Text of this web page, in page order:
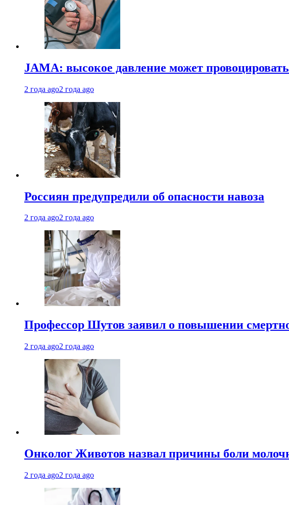
JAMA: высокое давление может
2 года ago2 года ago
Россиян предупредили об опасности навоза
2 года ago2 года ago
Профессор Шутов заявил о повышении
2 года ago2 года ago
Онколог Животов назвал причины боли
2 года ago2 года ago